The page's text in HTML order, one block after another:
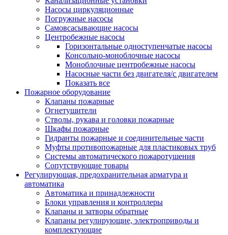
Насосы циркуляционные
Погружные насосы
Самовсасывающие насосы
Центробежные насосы
Горизонтальные одноступенчатые насосы
Консольно-моноблочные насосы
Моноблочные центробежные насосы
Насосные части без двигателя/с двигателем
Показать все
Пожарное оборудование
Клапаны пожарные
Огнетушители
Стволы, рукава и головки пожарные
Шкафы пожарные
Гидранты пожарные и соединительные части
Муфты противопожарные для пластиковых труб
Системы автоматического пожаротушения
Сопутствующие товары
Регулирующая, предохранительная арматура и
автоматика
Автоматика и принадлежности
Блоки управления и контроллеры
Клапаны и затворы обратные
Клапаны регулирующие, электроприводы и
комплектующие